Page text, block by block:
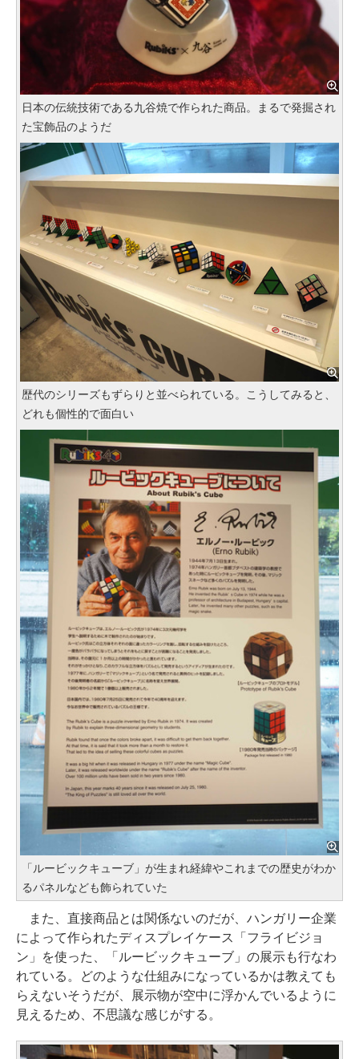
日本の伝統技術である九谷焼で作られた商品。まるで発掘され
た宝飾品のようだ
歴代のシリーズもずらりと並べられている。こうしてみると、
どれも個性的で面白い
「ルービックキューブ」が生まれ経緯やこれまでの歴史がわか
るパネルなども飾られていた
また、直接商品とは関係ないのだが、ハンガリー企業
によって作られたディスプレイケース「フライビジョ
ン」を使った、「ルービックキューブ」の展示も行なわ
れている。どのような仕組みになっているかは教えても
らえないそうだが、展示物が空中に浮かんでいるように
見えるため、不思議な感じがする。